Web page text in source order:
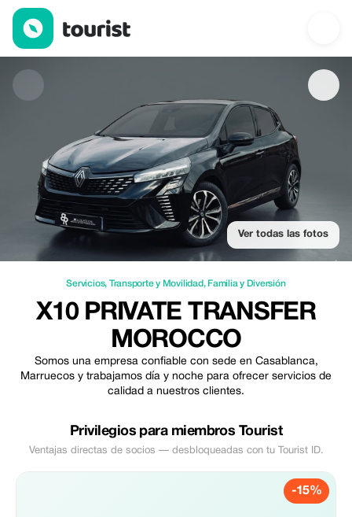
X10 PRIVATE TRANSFER MOROCCO — Servicios | Up to
Ver todas las fotos
Servicios, Transporte y Movilidad, Familia y Diversión
X10 PRIVATE TRANSFER
MOROCCO
Somos una empresa confiable con sede en Casablanca,
Marruecos y trabajamos día y noche para ofrecer servicios de
calidad a nuestros clientes.
Privilegios para miembros Tourist
Ventajas directas de socios — desbloqueadas con tu Tourist ID.
-15%